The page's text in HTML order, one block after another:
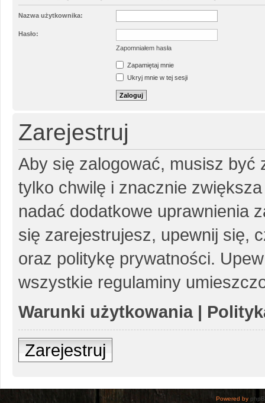
Nazwa użytkownika:
Hasło:
Zapomniałem hasła
Zapamiętaj mnie
Ukryj mnie w tej sesji
Zarejestruj
Aby się zalogować, musisz być
tylko chwilę i znacznie
nadać dodatkowe uprawnienia
się zarejestrujesz, upewnij się,
oraz politykę prywatności.
wszystkie regulaminy
Warunki użytkowania|
Zarejestruj
Powered by